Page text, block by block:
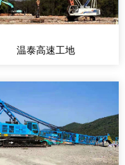
温泰高速工地